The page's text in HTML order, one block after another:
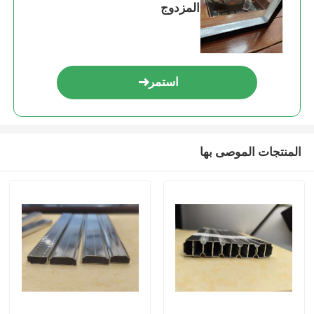
المزدوج
استمر
المنتجات الموصى بها